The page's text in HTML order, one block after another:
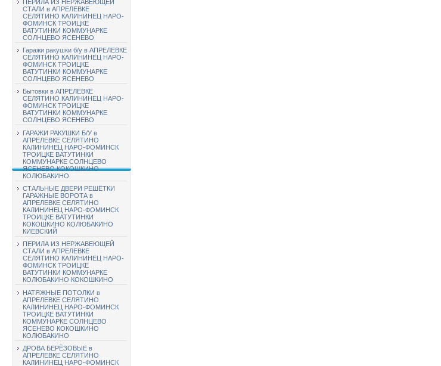
ПЕРИЛА ИЗ НЕРЖАВЕЮЩЕЙ
СТАЛИ в АПРЕЛЕВКЕ
СЕЛЯТИНО КАЛИНИНЕЦ НАРО-
ФОМИНСК ТРОИЦКЕ
ВАТУТИНКИ КОММУНАРКЕ
СОЛНЦЕВО ЯСЕНЕВО
Гаражи ракушки б/у в АПРЕЛЕВКЕ
СЕЛЯТИНО КАЛИНИНЕЦ НАРО-
ФОМИНСК ТРОИЦКЕ
ВАТУТИНКИ КОММУНАРКЕ
СОЛНЦЕВО ЯСЕНЕВО
Бытовки в АПРЕЛЕВКЕ
СЕЛЯТИНО КАЛИНИНЕЦ НАРО-
ФОМИНСК ТРОИЦКЕ
ВАТУТИНКИ КОММУНАРКЕ
СОЛНЦЕВО ЯСЕНЕВО
ГАРАЖИ РАКУШКИ Б/У в
АПРЕЛЕВКЕ СЕЛЯТИНО
КАЛИНИНЕЦ НАРО-ФОМИНСК
ТРОИЦКЕ ВАТУТИНКИ
КОММУНАРКЕ СОЛНЦЕВО
ЯСЕНЕВО КОКОШКИНО
КОЛЮБАКИНО
СТАЛЬНЫЕ ДВЕРИ РЕШЁТКИ
ГАРАЖНЫЕ ВОРОТА в
АПРЕЛЕВКЕ СЕЛЯТИНО
КАЛИНИНЕЦ НАРО-ФОМИНСК
ТРОИЦКЕ ВАТУТИНКИ
КОКОШКИНО КОЛЮБАКИНО
КИЕВСКИЙ
ПЕРИЛА ИЗ НЕРЖАВЕЮЩЕЙ
СТАЛИ в АПРЕЛЕВКЕ
СЕЛЯТИНО КАЛИНИНЕЦ НАРО-
ФОМИНСК ТРОИЦКЕ
ВАТУТИНКИ КОММУНАРКЕ
КОЛЮБАКИНО КОКОШКИНО
НАТЯЖНЫЕ ПОТОЛКИ в
АПРЕЛЕВКЕ СЕЛЯТИНО
КАЛИНИНЕЦ НАРО-ФОМИНСК
ТРОИЦКЕ ВАТУТИНКИ
КОММУНАРКЕ СОЛНЦЕВО
ЯСЕНЕВО КОКОШКИНО
КОЛЮБАКИНО
ДРОВА БЕРЁЗОВЫЕ в
АПРЕЛЕВКЕ СЕЛЯТИНО
КАЛИНИНЕЦ НАРО-ФОМИНСК